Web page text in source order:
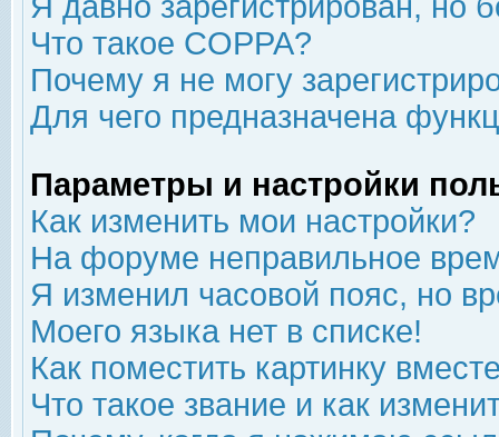
Что такое COPPA?
Почему я не могу
Для чего предназначена
Параметры и настройки
Как изменить мои настройки?
На форуме неправильное
Я изменил часовой пояс, но
Моего языка нет в списке!
Как поместить картинку
Что такое звание и как